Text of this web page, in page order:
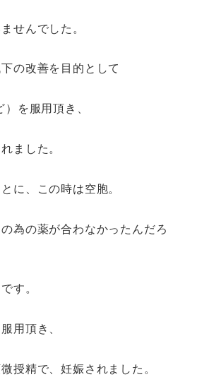
せんでした。
の改善を目的として
を服用頂き、
ました。
に、この時は空胞。
為の薬が合わなかったんだろ
す。
用頂き、
授精で、妊娠されました。